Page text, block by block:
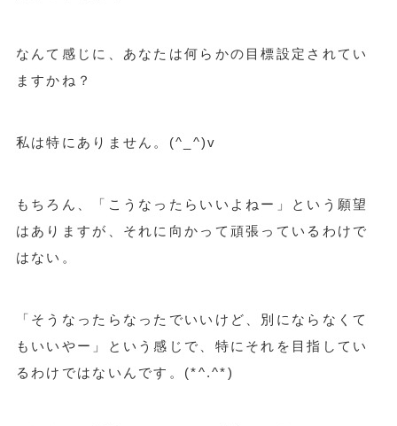
なんて感じに、あなたは何らかの目標設定されてい
ますかね？
私は特にありません。(^_^)v
もちろん、「こうなったらいいよねー」という願望
はありますが、それに向かって頑張っているわけで
はない。
「そうなったらなったでいいけど、別にならなくて
もいいやー」という感じで、特にそれを目指してい
るわけではないんです。(*^.^*)